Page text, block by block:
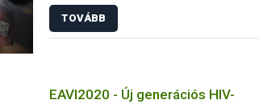
törzsek jellemzése
TOVÁBB
EAVI2020 - Új generációs HIV-